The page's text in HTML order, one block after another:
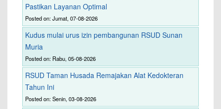
Pastikan Layanan Optimal
Posted on: Jumat, 07-08-2026
Kudus mulai urus izin pembangunan RSUD Sunan
Muria
Posted on: Rabu, 05-08-2026
RSUD Taman Husada Remajakan Alat Kedokteran
Tahun Ini
Posted on: Senin, 03-08-2026